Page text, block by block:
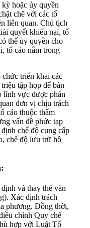
hoặc ủy quyền
chẽ với các tổ
liên quan. Chủ tịch
quyết khiếu nại, tố
thể ủy quyền cho
tố cáo nằm trong
triển khai các
tập họp để bàn
lĩnh vực được phân
đơn vị chịu trách
cáo thuộc thẩm
vấn đề phức tạp
chế độ cung cấp
chế độ lưu trữ hồ
và thay thế văn
Xác định trách
phương. Đồng thời,
chỉnh Quy chế
hợp với Luật Tổ